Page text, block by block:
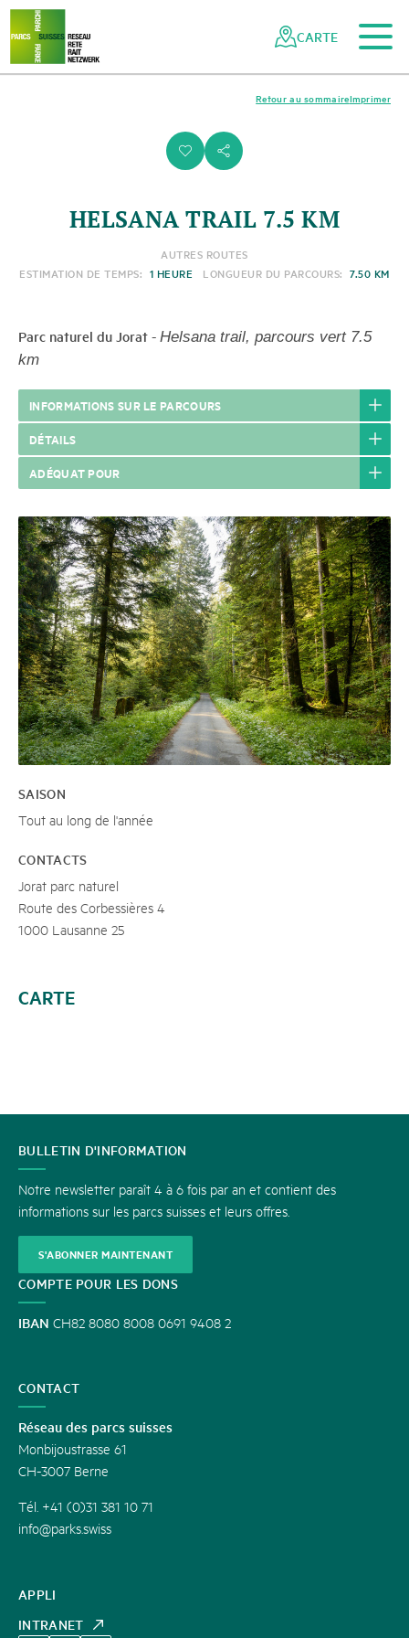
Naviguer
dans
réseau
Navigation
rapide
Vers le contenu principal
Vers la navigation mobile
Vers la recherche
Vers la zone des pieds
Vers le plan du site
CARTE
i s
Imprimer
Retour au sommaire
HELSANA TRAIL 7.5 KM
AUTRES ROUTES
ESTIMATION DE TEMPS: 1 HEURE LONGUEUR DU PARCOURS: 7.50 KM
Parc naturel du Jorat - Helsana trail, parcours vert 7.5
km
INFORMATIONS SUR LE PARCOURS
DÉTAILS
ADÉQUAT POUR
SAISON
Tout au long de l'année
CONTACTS
Jorat parc naturel
Route des Corbessières 4
1000 Lausanne 25
CARTE
CONTACT
APPLI
INTRANET
BULLETIN D'INFORMATION
Notre newsletter paraît 4 à 6 fois par an et contient des
informations sur les parcs suisses et leurs offres.
S'ABONNER MAINTENANT
COMPTE POUR LES DONS
IBAN CH82 8080 8008 0691 9408 2
CONTACT
Réseau des parcs suisses
Monbijoustrasse 61
CH-3007 Berne
Tél. +41 (0)31 381 10 71
info@parks.swiss